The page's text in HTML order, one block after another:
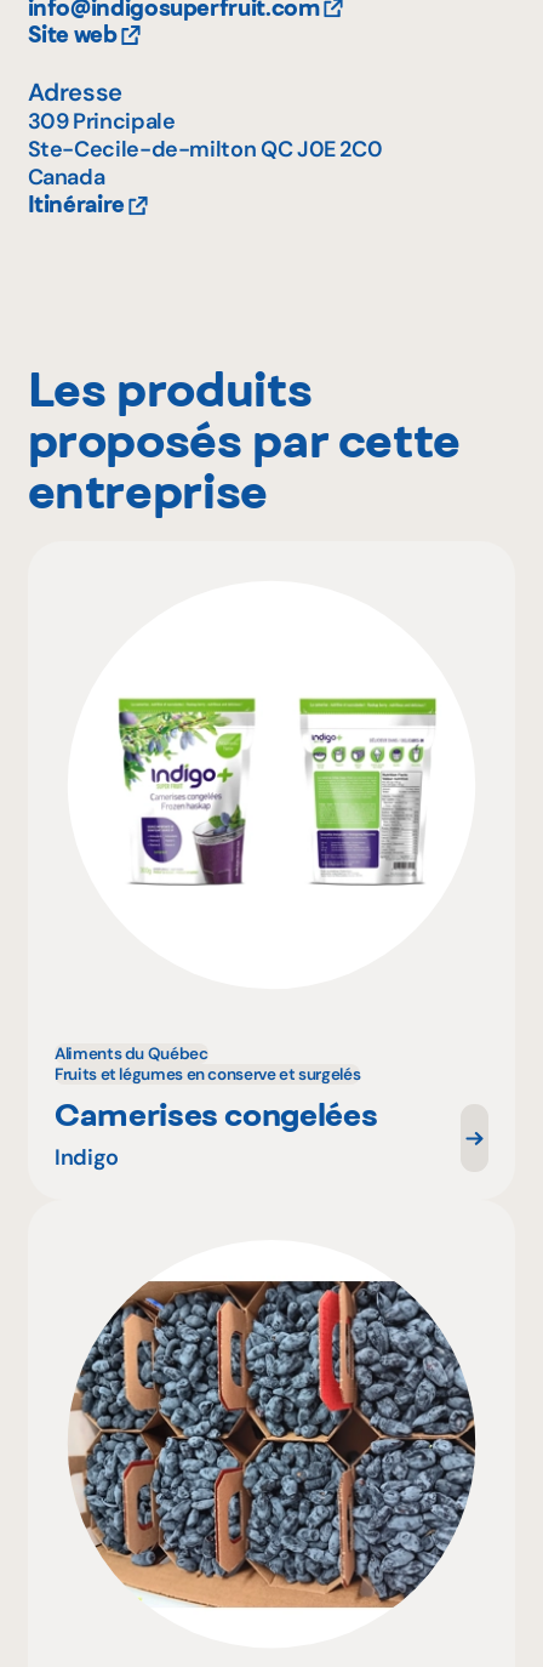
info@indigosuperfruit.com
Site web
Adresse
309 Principale
Ste-Cecile-de-miltonQCJ0E 2C0
Canada
Itinéraire
Les produits
proposés par cette
entreprise
Aliments du Québec
Fruits et légumes en conserve et surgelés
Camerises congelées
Indigo